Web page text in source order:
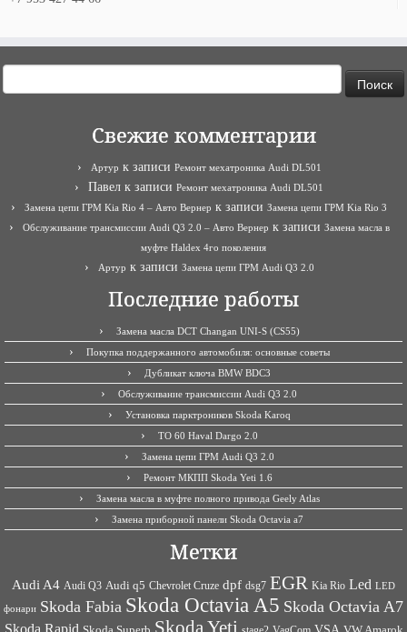
Свежие комментарии
Артур к записи Ремонт мехатроника Audi DL501
Павел к записи Ремонт мехатроника Audi DL501
Замена цепи ГРМ Kia Rio 4 – Авто Вернер к записи Замена цепи ГРМ Kia Rio 3
Обслуживание трансмиссии Audi Q3 2.0 – Авто Вернер к записи Замена масла в
муфте Haldex 4го поколения
Артур к записи Замена цепи ГРМ Audi Q3 2.0
Последние работы
Замена масла DCT Changan UNI-S (CS55)
Покупка поддержанного автомобиля: основные советы
Дубликат ключа BMW BDC3
Обслуживание трансмиссии Audi Q3 2.0
Установка парктроников Skoda Karoq
ТО 60 Haval Dargo 2.0
Замена цепи ГРМ Audi Q3 2.0
Ремонт МКПП Skoda Yeti 1.6
Замена масла в муфте полного привода Geely Atlas
Замена приборной панели Skoda Octavia a7
Метки
Audi A4 Audi Q3 Audi q5 Chevrolet Cruze dpf dsg7 EGR Kia Rio Led LED
фонари Skoda Fabia Skoda Octavia A5 Skoda Octavia A7
Skoda Rapid Skoda Yeti